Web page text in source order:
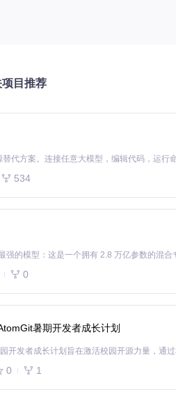
规范，开发者可通过实现
：从代码到服务的实现路径
的启动逻辑
BTCPayServer/Program.cs，采用
（读取环境变量、配置文件）
赖注入配置）
请求处理流程）
服务器托管）
启动策略
：
目推荐
534
0
暑期开发者成长计划
0 1